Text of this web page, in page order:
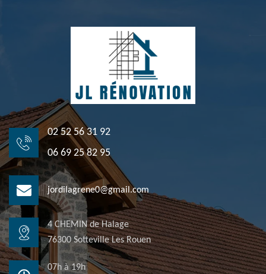
02 52 56 31 92
06 69 25 82 95
jordilagrene0@gmail.com
4 CHEMIN de Halage
76300 Sotteville Les Rouen
07h à 19h